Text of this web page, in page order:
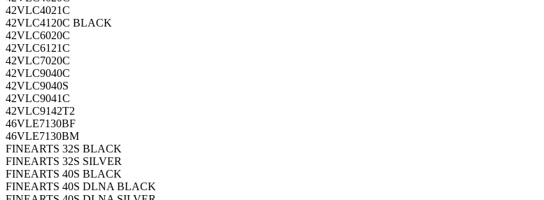
42VLC4021C
42VLC4120C BLACK
42VLC6020C
42VLC6121C
42VLC7020C
42VLC9040C
42VLC9040S
42VLC9041C
42VLC9142T2
46VLE7130BF
46VLE7130BM
FINEARTS 32S BLACK
FINEARTS 32S SILVER
FINEARTS 40S BLACK
FINEARTS 40S DLNA BLACK